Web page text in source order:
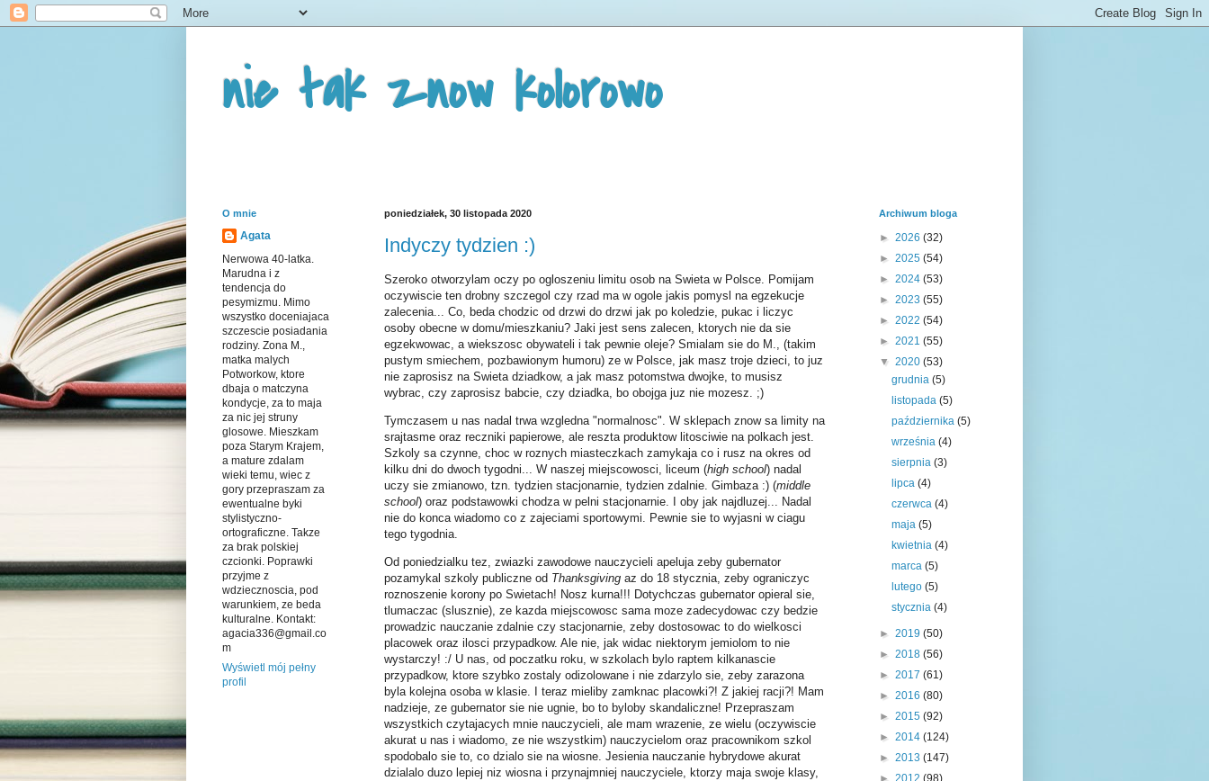
nie tak znow kolorowo
poniedziałek, 30 listopada 2020
Indyczy tydzien :)
Szeroko otworzylam oczy po ogloszeniu limitu osob na Swieta w Polsce. Pomijam
oczywiscie ten drobny szczegol czy rzad ma w ogole jakis pomysl na egzekucje
zalecenia... Co, beda chodzic od drzwi do drzwi jak po koledzie, pukac i liczyc
osoby obecne w domu/mieszkaniu? Jaki jest sens zalecen, ktorych nie da sie
egzekwowac, a wiekszosc obywateli i tak pewnie oleje? Smialam sie do M., (takim
pustym smiechem, pozbawionym humoru) ze w Polsce, jak masz troje dzieci, to juz
nie zaprosisz na Swieta dziadkow, a jak masz potomstwa dwojke, to musisz
wybrac, czy zaprosisz babcie, czy dziadka, bo obojga juz nie mozesz. ;)
Tymczasem u nas nadal trwa wzgledna "normalnosc". W sklepach znow sa limity na
srajtasme oraz reczniki papierowe, ale reszta produktow litosciwie na polkach jest.
Szkoly sa czynne, choc w roznych miasteczkach zamykaja co i rusz na okres od
kilku dni do dwoch tygodni... W naszej miejscowosci, liceum (high school) nadal
uczy sie zmianowo, tzn. tydzien stacjonarnie, tydzien zdalnie. Gimbaza :) (middle
school) oraz podstawowki chodza w pelni stacjonarnie. I oby jak najdluzej... Nadal
nie do konca wiadomo co z zajeciami sportowymi. Pewnie sie to wyjasni w ciagu
tego tygodnia.
Od poniedzialku tez, zwiazki zawodowe nauczycieli apeluja zeby gubernator
pozamykal szkoly publiczne od Thanksgiving az do 18 stycznia, zeby ograniczyc
roznoszenie korony po Swietach! Nosz kurna!!! Dotychczas gubernator opieral sie,
tlumaczac (slusznie), ze kazda miejscowosc sama moze zadecydowac czy bedzie
prowadzic nauczanie zdalnie czy stacjonarnie, zeby dostosowac to do wielkosci
placowek oraz ilosci przypadkow. Ale nie, jak widac niektorym jemiolom to nie
wystarczy! :/ U nas, od poczatku roku, w szkolach bylo raptem kilkanascie
przypadkow, ktore szybko zostaly odizolowane i nie zdarzylo sie, zeby zarazona
byla kolejna osoba w klasie. I teraz mieliby zamknac placowki?! Z jakiej racji?! Mam
nadzieje, ze gubernator sie nie ugnie, bo to byloby skandaliczne! Przepraszam
wszystkich czytajacych mnie nauczycieli, ale mam wrazenie, ze wielu (oczywiscie
akurat u nas i wiadomo, ze nie wszystkim) nauczycielom oraz pracownikom szkol
spodobalo sie to, co dzialo sie na wiosne. Jesienia nauczanie hybrydowe akurat
dzialalo duzo lepiej niz wiosna i przynajmniej nauczyciele, ktorzy maja swoje klasy,
O mnie
Agata
Nerwowa 40-latka.
Marudna i z
tendencja do
pesymizmu. Mimo
wszystko doceniajaca
szczescie posiadania
rodziny. Zona M.,
matka malych
Potworkow, ktore
dbaja o matczyna
kondycje, za to maja
za nic jej struny
glosowe. Mieszkam
poza Starym Krajem,
a mature zdalam
wieki temu, wiec z
gory przepraszam za
ewentualne byki
stylistyczno-
ortograficzne. Takze
za brak polskiej
czcionki. Poprawki
przyjme z
wdziecznoscia, pod
warunkiem, ze beda
kulturalne. Kontakt:
agacia336@gmail.co
m
Wyświetl mój pełny
profil
Archiwum bloga
► 2026 (32)
► 2025 (54)
► 2024 (53)
► 2023 (55)
► 2022 (54)
► 2021 (55)
▼ 2020 (53)
grudnia(5)
listopada(5)
października(5)
września(4)
sierpnia(3)
lipca(4)
czerwca(4)
maja(5)
kwietnia(4)
marca(5)
lutego(5)
stycznia(4)
► 2019 (50)
► 2018 (56)
► 2017 (61)
► 2016 (80)
► 2015 (92)
► 2014 (124)
► 2013 (147)
► 2012 (98)